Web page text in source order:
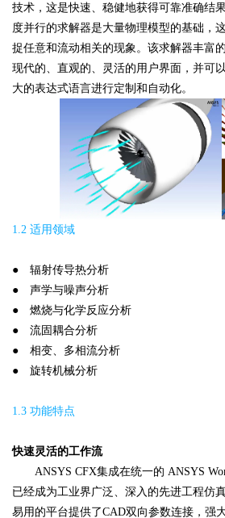
技术，这是快速、稳健地获得可靠准确结
度并行的求解器是大量物理模型的基础，
捉任意和流动相关的现象。该求解器丰富
现代的、直观的、灵活的用户界面，并可
大的表达式语言进行定制和自动化。
1.2 适用领域
● 辐射传导热分析
● 声学与噪声分析
● 燃烧与化学反应分析
● 流固耦合分析
● 相变、多相流分析
● 旋转机械分析
1.3 功能特点
快速灵活的工作流
ANSYS CFX集成在统一的 ANSYS
已经成为工业界广泛、深入的先进工程仿
易用的平台提供了CAD双向参数连接，强